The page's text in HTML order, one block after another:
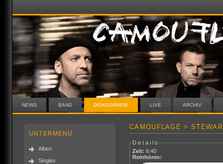
NEWS BAND DISKOGRAFIE LIVE ARCHIV
UNTERMENÜ
Alben
Singles
CAMOUFLAGE >
Details
Zeit: 6:40
Reinhören: